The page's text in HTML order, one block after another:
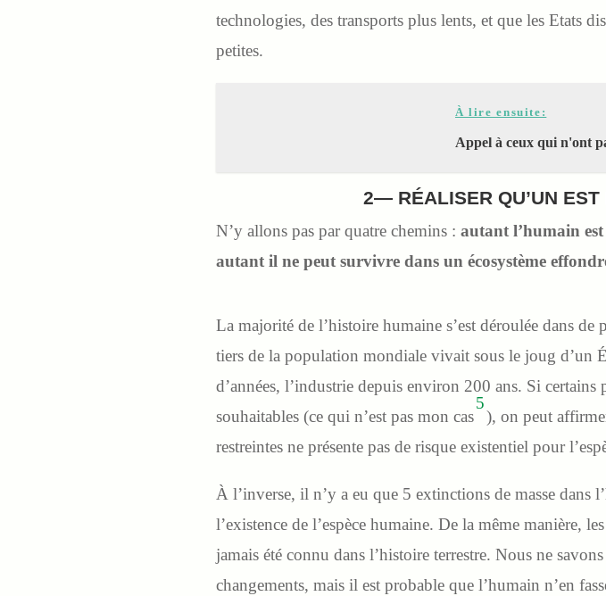
technologies, des transports plus lents, et que les Etats
petites.
À lire ensuite:
Appel à ceux qui n'ont
2— RÉALISER QU’UN
N’y allons pas par quatre chemins : autant l’humain
autant il ne peut survivre dans un écosystème
La majorité de l’histoire humaine s’est déroulée dans
tiers de la population mondiale vivait sous le joug d’un
d’années, l’industrie depuis environ 200 ans. Si
souhaitables (ce qui n’est pas mon cas
5
), on peut
restreintes ne présente pas de risque existentiel pour
À l’inverse, il n’y a eu que 5 extinctions de masse dans
l’existence de l’espèce humaine. De la même manière,
jamais été connu dans l’histoire terrestre. Nous ne
changements, mais il est probable que l’humain n’en